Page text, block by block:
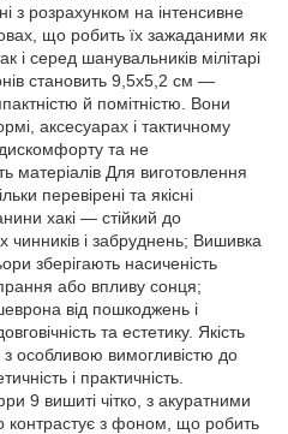
з розрахунком на інтенсивне
що робить їх зажаданими як
і серед шанувальників мілітарі
становить 9,5х5,2 см —
й помітністю. Вони
аксесуарах і тактичному
та не
матеріалів Для виготовлення
перевірені та якісні
хакі — стійкий до
чинників і забруднень; Вишивка
зберігають насиченість
або впливу сонця;
від пошкоджень і
та естетику. Якість
особливою вимогливістю до
і практичність.
9 вишиті чітко, з акуратними
контрастує з фоном, що робить